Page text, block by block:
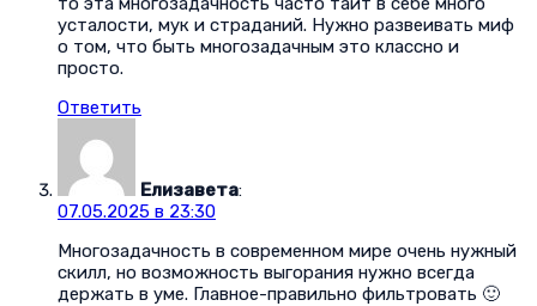
усталости, мук и страданий. Нужно развеивать миф
о том, что быть многозадачным это классно и
просто.
Ответить
Елизавета:
07.05.2025 в 23:30
Многозадачность в современном мире очень нужный
скилл, но возможность выгорания нужно всегда
держать в уме. Главное-правильно фильтровать 🙂